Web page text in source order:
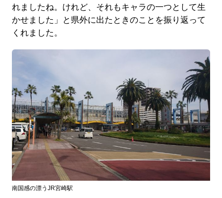
れましたね。けれど、それもキャラの一つとして生
かせました」と県外に出たときのことを振り返って
くれました。
南国感の漂うJR宮崎駅